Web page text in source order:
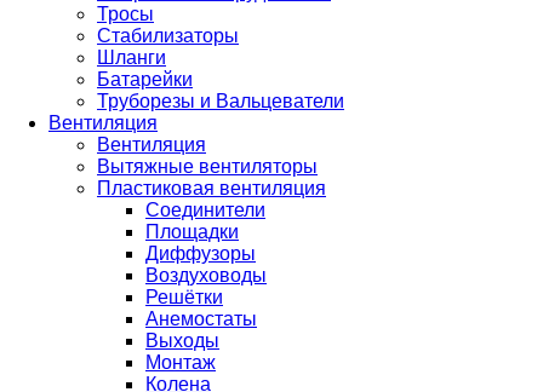
Тросы
Стабилизаторы
Шланги
Батарейки
Труборезы и Вальцеватели
Вентиляция
Вентиляция
Вытяжные вентиляторы
Пластиковая вентиляция
Соединители
Площадки
Диффузоры
Воздуховоды
Решётки
Анемостаты
Выходы
Монтаж
Колена